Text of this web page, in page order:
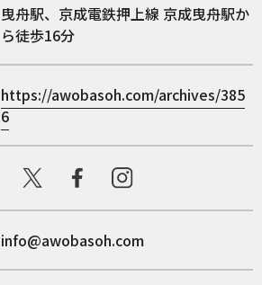
曳舟駅、京成電鉄押上線 京成曳舟駅か
ら徒歩16分
https://awobasoh.com/archives/385
6
info@awobasoh.com